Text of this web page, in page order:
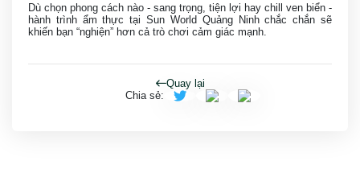
Dù chọn phong cách nào - sang trọng, tiện lợi hay chill ven biển -
hành trình ẩm thực tại Sun World Quảng Ninh chắc chắn sẽ
khiến bạn “nghiện” hơn cả trò chơi cảm giác mạnh.
Quay lại
Chia sẻ: